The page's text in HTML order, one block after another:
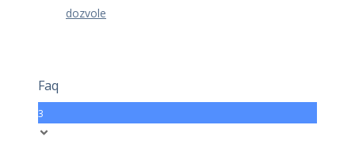
dozvole
Faq
3